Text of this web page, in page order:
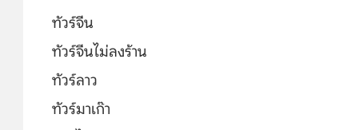
ทัวร์จีน
ทัวร์จีนไม่ลงร้าน
ทัวร์ลาว
ทัวร์มาเก๊า